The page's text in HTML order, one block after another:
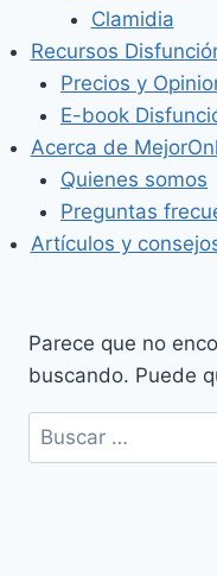
Clamidia
Recursos
Precios y
E-book
Acerca de
Quienes somos
Preguntas
Artículos y
Parece que no
buscando. Puede
Buscar: